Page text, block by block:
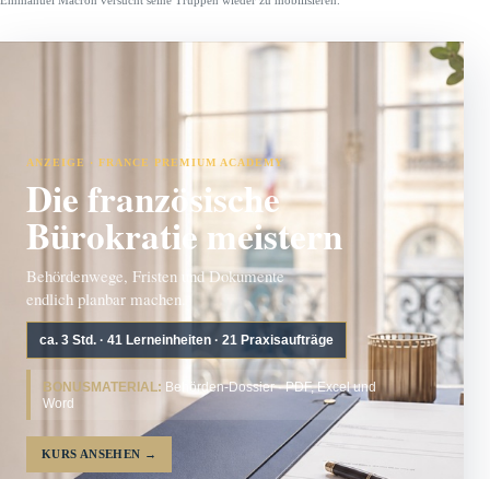
ANZEIGE · FRANCE PREMIUM ACADEMY
Die französische
Bürokratie meistern
Behördenwege, Fristen und Dokumente
endlich planbar machen.
ca. 3 Std. · 41 Lerneinheiten · 21 Praxisaufträge
BONUSMATERIAL: Behörden-Dossier · PDF, Excel und
Word
KURS ANSEHEN →